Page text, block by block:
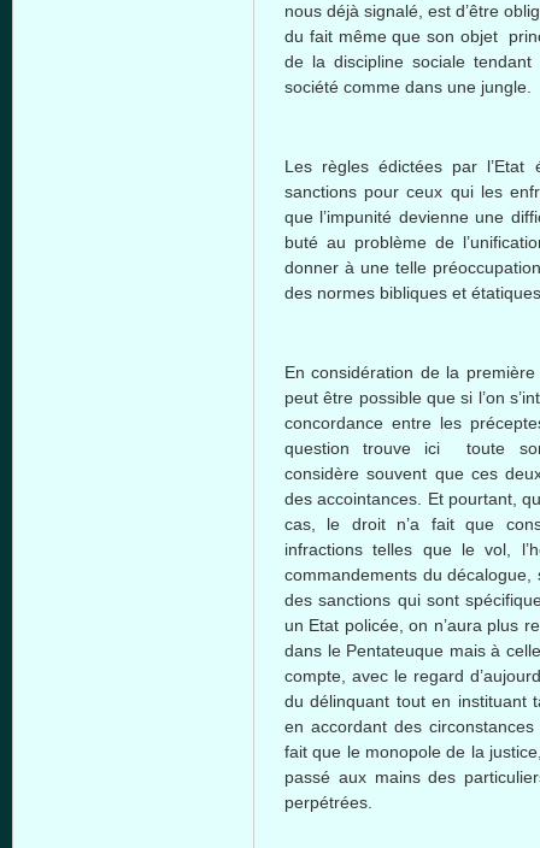
nous déjà signalé, est d’être
du fait même que son objet
de la discipline sociale
société comme dans une jungle.
Les règles édictées par l’Etat
sanctions pour ceux qui les
que l’impunité devienne une
buté au problème de
donner à une telle
des normes bibliques et
En considération de la
peut être possible que si l’on
concordance entre les
question trouve ici toute
considère souvent que ces
des accointances. Et pourtant,
cas, le droit n’a fait que
infractions telles que le vol,
commandements du
des sanctions qui sont
un Etat policée, on n’aura plus
dans le Pentateuque mais à
compte, avec le regard
du délinquant tout en instituant
en accordant des
fait que le monopole de la
passé aux mains des
perpétrées.